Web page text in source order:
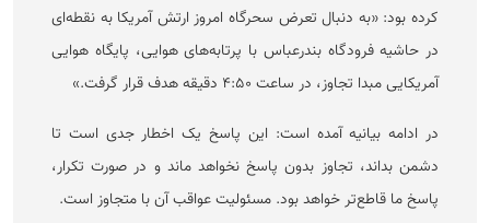
کرده بود: «به دنبال تعرض سحرگاه امروز ارتش آمریکا به نقطه‌ای
در حاشیه فرودگاه بندرعباس با پرتابه‌های هوایی، پایگاه هوایی
آمریکایی مبدا تجاوز، در ساعت ۴:۵۰ دقیقه هدف قرار گرفت.»
در ادامه بیانیه آمده است: این پاسخ یک اخطار جدی است تا
دشمن بداند، تجاوز بدون پاسخ نخواهد ماند و در صورت تکرار،
پاسخ ما قاطع‌تر خواهد بود. مسئولیت عواقب آن با متجاوز است.